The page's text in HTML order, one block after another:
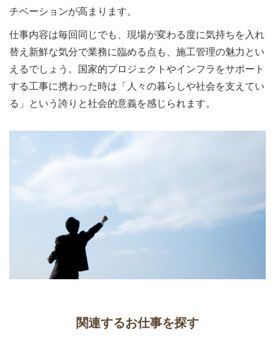
チベーションが高まります。
仕事内容は毎回同じでも、現場が変わる度に気持ちを入れ
替え新鮮な気分で業務に臨める点も、施工管理の魅力とい
えるでしょう。国家的プロジェクトやインフラをサポート
する工事に携わった時は「人々の暮らしや社会を支えてい
る」という誇りと社会的意義を感じられます。
関連するお仕事を探す